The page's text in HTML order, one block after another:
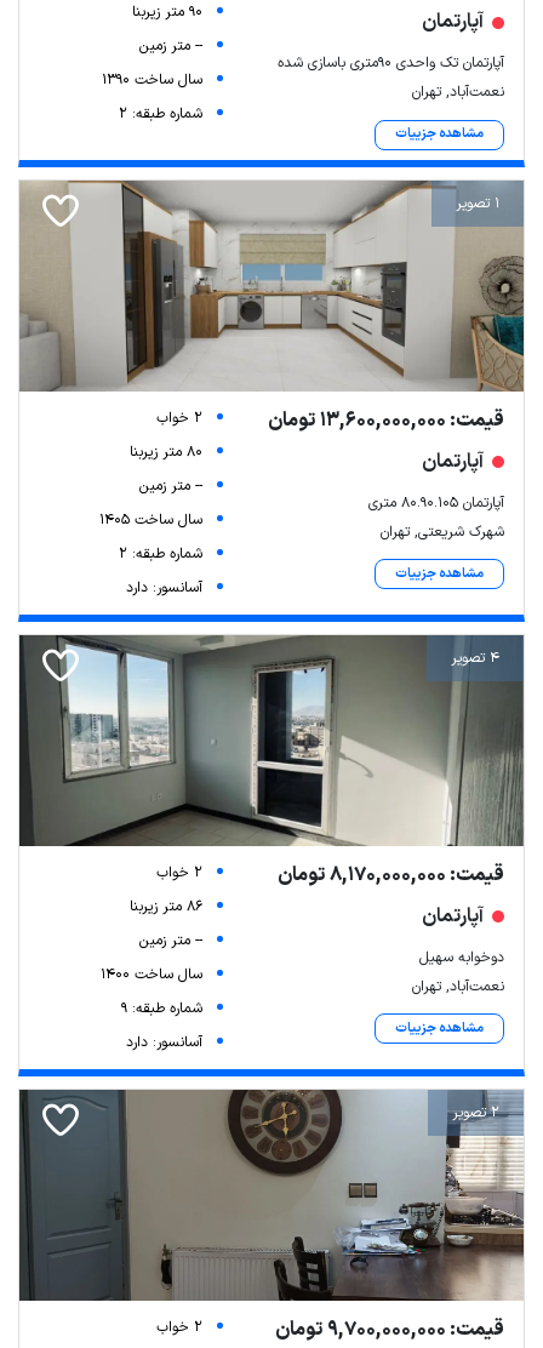
Leaflet | Map data ©ariamarz.com
آپارتمان
آپارتمان تک واحدی ۹۰متری باسازی شده
نعمت‌آباد, تهران
مشاهده جزییات
90 متر زیربنا
-- متر زمین
سال ساخت 1390
شماره طبقه: 2
1 تصویر
قیمت: 13,600,000,000 تومان
آپارتمان
آپارتمان 80.90.105 متری
شهرک شریعتی, تهران
مشاهده جزییات
2 خواب
80 متر زیربنا
-- متر زمین
سال ساخت 1405
شماره طبقه: 2
آسانسور: دارد
4 تصویر
قیمت: 8,170,000,000 تومان
آپارتمان
دوخوابه سهیل
نعمت‌آباد, تهران
مشاهده جزییات
2 خواب
86 متر زیربنا
-- متر زمین
سال ساخت 1400
شماره طبقه: 9
آسانسور: دارد
2 تصویر
قیمت: 9,700,000,000 تومان
2 خواب